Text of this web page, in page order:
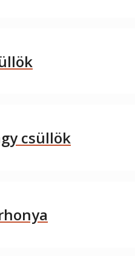
csüllök